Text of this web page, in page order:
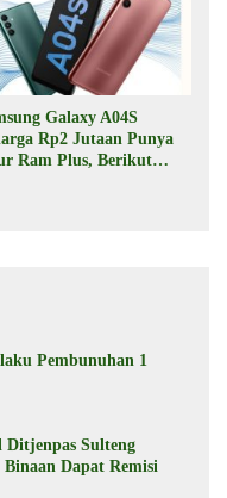
Galaxy A04S
Rp2 Jutaan Punya
Ram Plus, Berikut
Pembunuhan 1
Sulteng
Dapat Remisi